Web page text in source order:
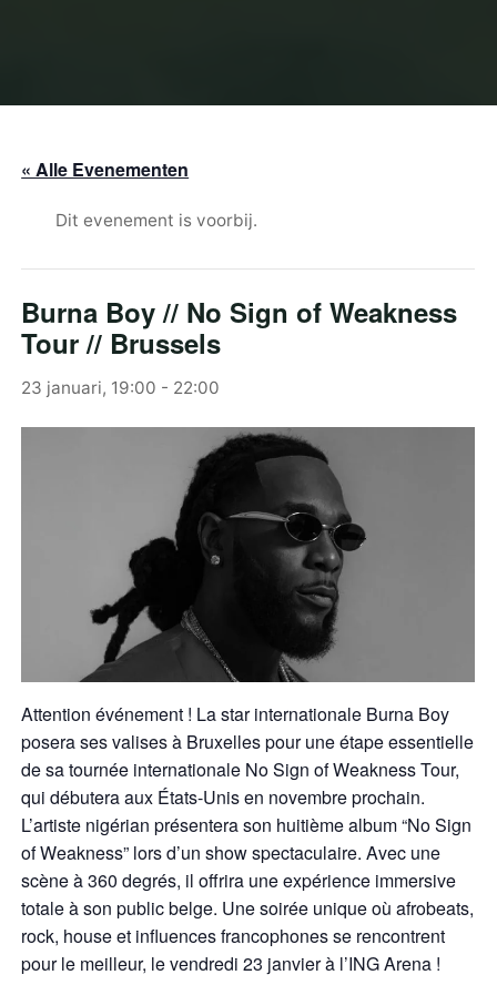
« Alle Evenementen
Dit evenement is voorbij.
Burna Boy // No Sign of Weakness
Tour // Brussels
23 januari, 19:00 - 22:00
Attention événement ! La star internationale Burna Boy
posera ses valises à Bruxelles pour une étape essentielle
de sa tournée internationale No Sign of Weakness Tour,
qui débutera aux États-Unis en novembre prochain.
L’artiste nigérian présentera son huitième album “No Sign
of Weakness” lors d’un show spectaculaire. Avec une
scène à 360 degrés, il offrira une expérience immersive
totale à son public belge. Une soirée unique où afrobeats,
rock, house et influences francophones se rencontrent
pour le meilleur, le vendredi 23 janvier à l’ING Arena !